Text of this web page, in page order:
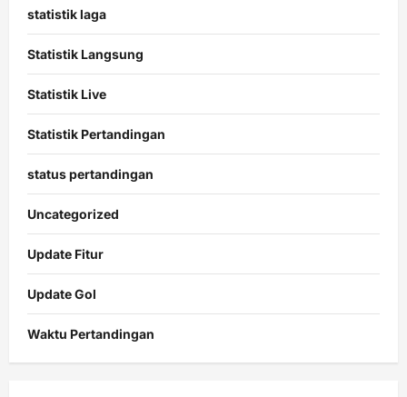
statistik laga
Statistik Langsung
Statistik Live
Statistik Pertandingan
status pertandingan
Uncategorized
Update Fitur
Update Gol
Waktu Pertandingan